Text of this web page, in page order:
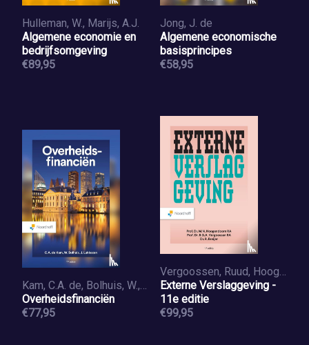
Hulleman, W., Marijs, A.J.
Algemene economie en
bedrijfsomgeving
€89,95
Jong, J. de
Algemene economische
basisprincipes
€58,95
Kam, C.A. de, Bolhuis, W., Lukkezen, J.
Overheidsfinanciën
€77,95
Vergoossen, Ruud, Hoogendoorn, Martin, Pronk, Maarten
Externe Verslaggeving -
11e editie
€99,95